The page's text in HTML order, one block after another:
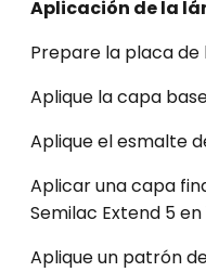
Aplicación de la
Prepare la placa
Aplique la capa
Aplique el esmalte
Aplicar una capa
Semilac Extend 5
Aplique un patrón